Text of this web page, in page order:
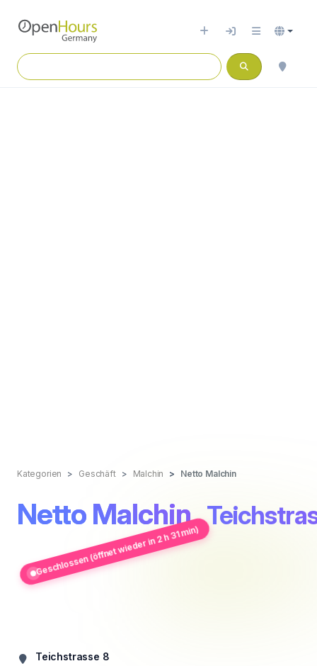
Kategorien Geschäft Malchin Netto Malchin
Netto Malchin,
Geschlossen (öffnet wieder in 2 h 31 min)
Teichstrasse 8